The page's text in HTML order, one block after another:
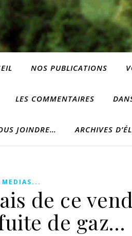
NOS PUBLICATIONS
LES COMMENTAIRES
JOINDRE… ARCHIVES
MEDIAS...
de ce
de gaz…